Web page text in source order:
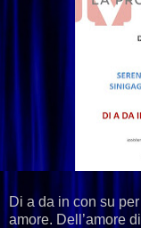
Di a da in con su
amore. Dell’amore